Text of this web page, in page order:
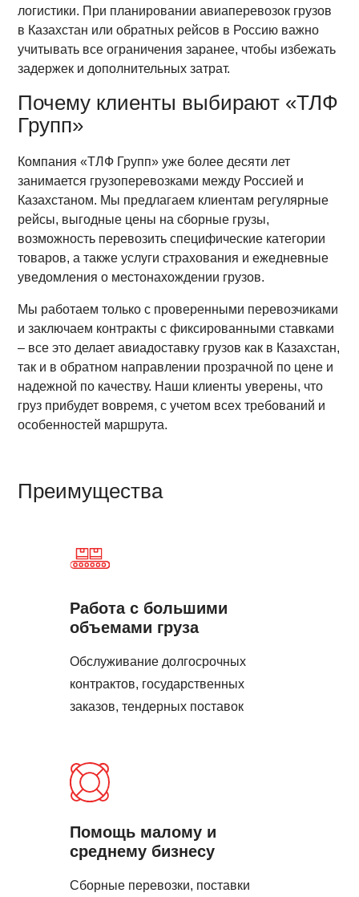
логистики. При планировании авиаперевозок грузов
в Казахстан или обратных рейсов в Россию важно
учитывать все ограничения заранее, чтобы избежать
задержек и дополнительных затрат.
Почему клиенты выбирают «ТЛФ
Групп»
Компания «ТЛФ Групп» уже более десяти лет
занимается грузоперевозками между Россией и
Казахстаном. Мы предлагаем клиентам регулярные
рейсы, выгодные цены на сборные грузы,
возможность перевозить специфические категории
товаров, а также услуги страхования и ежедневные
уведомления о местонахождении грузов.
Мы работаем только с проверенными перевозчиками
и заключаем контракты с фиксированными ставками
– все это делает авиадоставку грузов как в Казахстан,
так и в обратном направлении прозрачной по цене и
надежной по качеству. Наши клиенты уверены, что
груз прибудет вовремя, с учетом всех требований и
особенностей маршрута.
Преимущества
Работа с большими
объемами груза
Обслуживание долгосрочных
контрактов, государственных
заказов, тендерных поставок
Помощь малому и
среднему бизнесу
Сборные перевозки, поставки